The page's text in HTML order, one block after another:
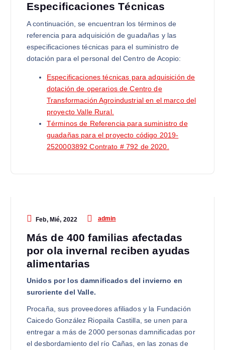
Especificaciones Técnicas
A continuación, se encuentran los términos de
referencia para adquisición de guadañas y las
especificaciones técnicas para el suministro de
dotación para el personal del Centro de Acopio:
Especificaciones técnicas para adquisición de
dotación de operarios de Centro de
Transformación Agroindustrial en el marco del
proyecto Valle Rural.
Términos de Referencia para suministro de
guadañas para el proyecto código 2019-
2520003892 Contrato # 792 de 2020.
Feb, Mié, 2022 admin
Más de 400 familias afectadas
por ola invernal reciben ayudas
alimentarias
Unidos por los damnificados del invierno en
suroriente del Valle.
Procaña, sus proveedores afiliados y la Fundación
Caicedo González Riopaila Castilla, se unen para
entregar a más de 2000 personas damnificadas por
el desbordamiento del río Cañas, en las zonas de